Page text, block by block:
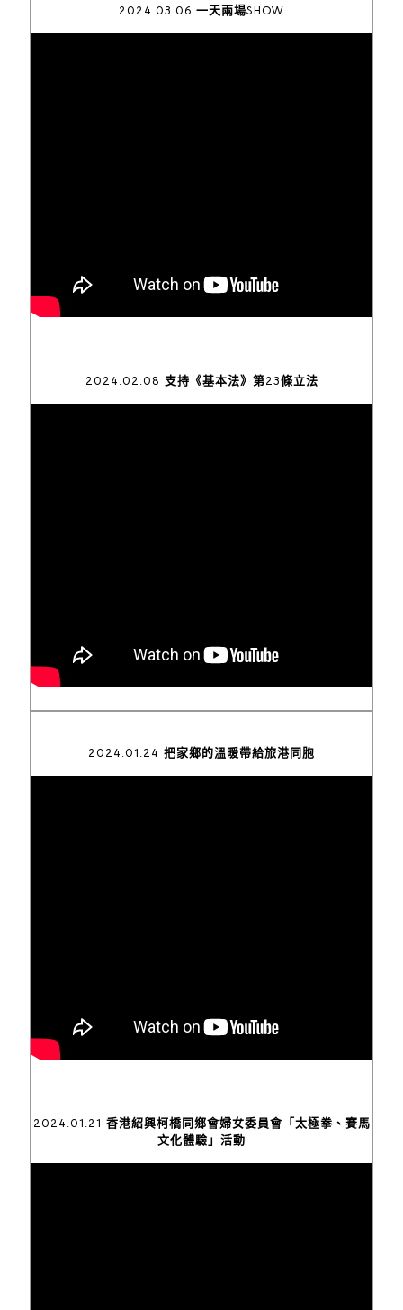
2024.03.06 一天兩場SHOW
2024.02.08 支持《基本法》第23條立法
2024.01.24 把家鄉的溫暖帶給旅港同胞
2024.01.21 香港紹興柯橋同鄉會婦女委員會「太極拳、賽馬
文化體驗」活動